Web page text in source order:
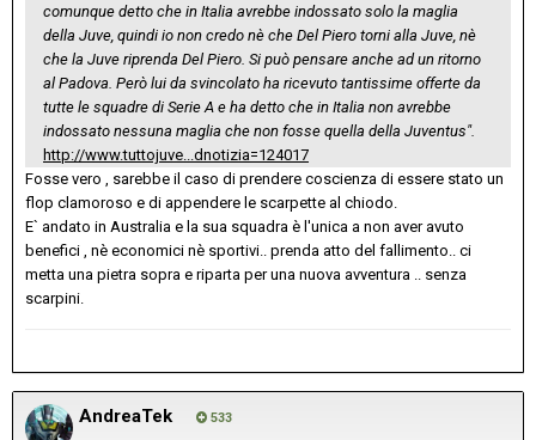
comunque detto che in Italia avrebbe indossato solo la maglia
della Juve, quindi io non credo nè che Del Piero torni alla Juve, nè
che la Juve riprenda Del Piero. Si può pensare anche ad un ritorno
al Padova. Però lui da svincolato ha ricevuto tantissime offerte da
tutte le squadre di Serie A e ha detto che in Italia non avrebbe
indossato nessuna maglia che non fosse quella della Juventus".
http://www.tuttojuve...dnotizia=124017
Fosse vero , sarebbe il caso di prendere coscienza di essere stato un
flop clamoroso e di appendere le scarpette al chiodo.
E` andato in Australia e la sua squadra è l'unica a non aver avuto
benefici , nè economici nè sportivi.. prenda atto del fallimento.. ci
metta una pietra sopra e riparta per una nuova avventura .. senza
scarpini.
AndreaTek 533